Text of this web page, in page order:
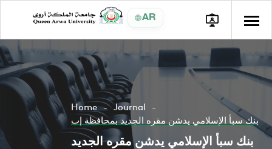
AR
Home
Journal
بنك سبأ الإسلامي يدشن مقره الجديد بمحافظة إب
بنك سبأ الإسلامي يدشن مقره الجديد